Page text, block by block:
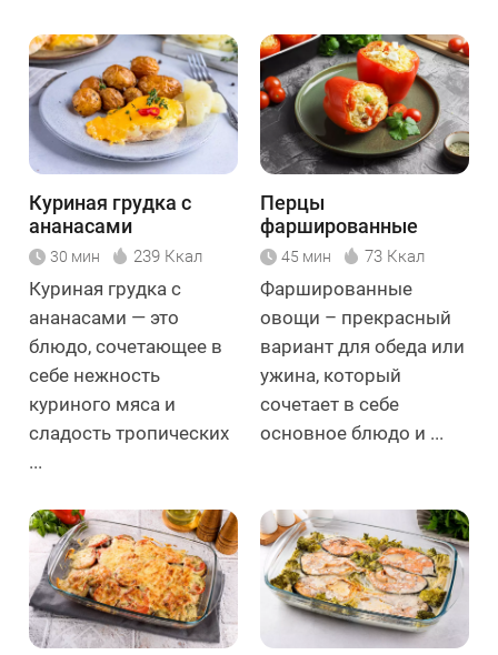
Куриная грудка с
ананасами
30 мин 239 Ккал
Куриная грудка с
ананасами — это
блюдо, сочетающее в
себе нежность
куриного мяса и
сладость тропических
...
Перцы
фаршированные
кускусом
45 мин 73 Ккал
Фаршированные
овощи – прекрасный
вариант для обеда или
ужина, который
сочетает в себе
основное блюдо и ...